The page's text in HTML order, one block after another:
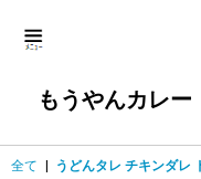
もうやんカレ
全て うどんタレ チキンダレ